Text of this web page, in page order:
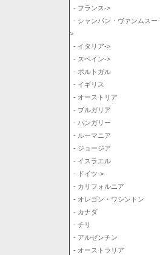
- フランス->
- シャンパン・ヴァンムスー-
>
- イタリア->
- スペイン->
- ポルトガル
- イギリス
- オーストリア
- ブルガリア
- ハンガリー
- ルーマニア
- ジョージア
- イスラエル
- ドイツ->
- カリフォルニア
- オレゴン・ワシントン
- カナダ
- チリ
- アルゼンチン
- オーストラリア